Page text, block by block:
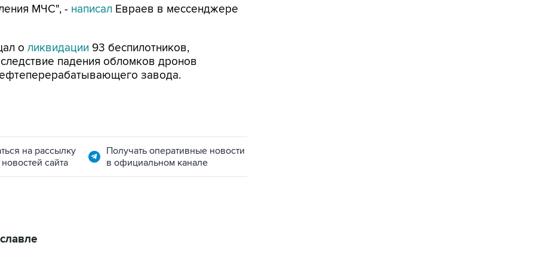
МЧС", - написал Евраев в мессенджере
о ликвидации 93 беспилотников,
падения обломков дронов
завода.
на рассылку
сайта
Получать оперативные новости
в официальном канале